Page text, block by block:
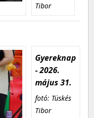
Tibor
Gyereknap
- 2026.
május 31.
fotó: Tüskés
Tibor